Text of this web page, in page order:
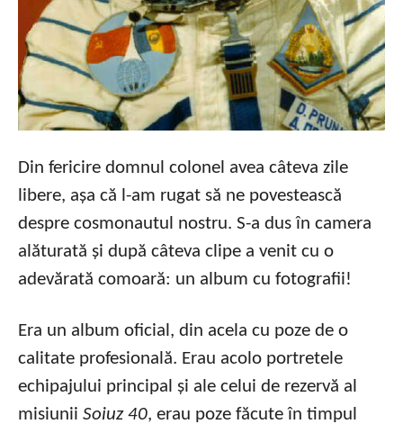
Din fericire domnul colonel avea câteva zile
libere, așa că l-am rugat să ne povestească
despre cosmonautul nostru. S-a dus în camera
alăturată și după câteva clipe a venit cu o
adevărată comoară: un album cu fotografii!
Era un album oficial, din acela cu poze de o
calitate profesională. Erau acolo portretele
echipajului principal și ale celui de rezervă al
misiunii Soiuz 40, erau poze făcute în timpul